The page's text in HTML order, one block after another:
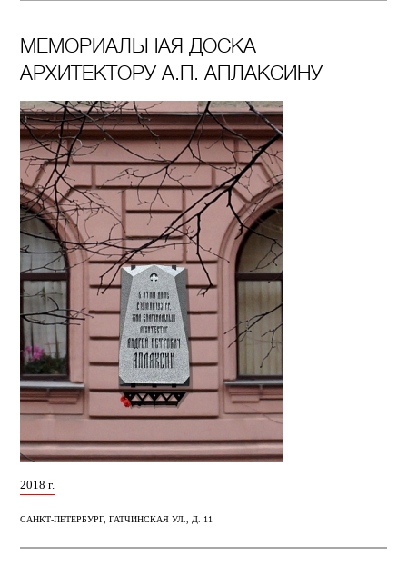
МЕМОРИАЛЬНАЯ ДОСКА
АРХИТЕКТОРУ А.П. АПЛАКСИНУ
2018 г.
САНКТ-ПЕТЕРБУРГ, ГАТЧИНСКАЯ УЛ., Д. 11